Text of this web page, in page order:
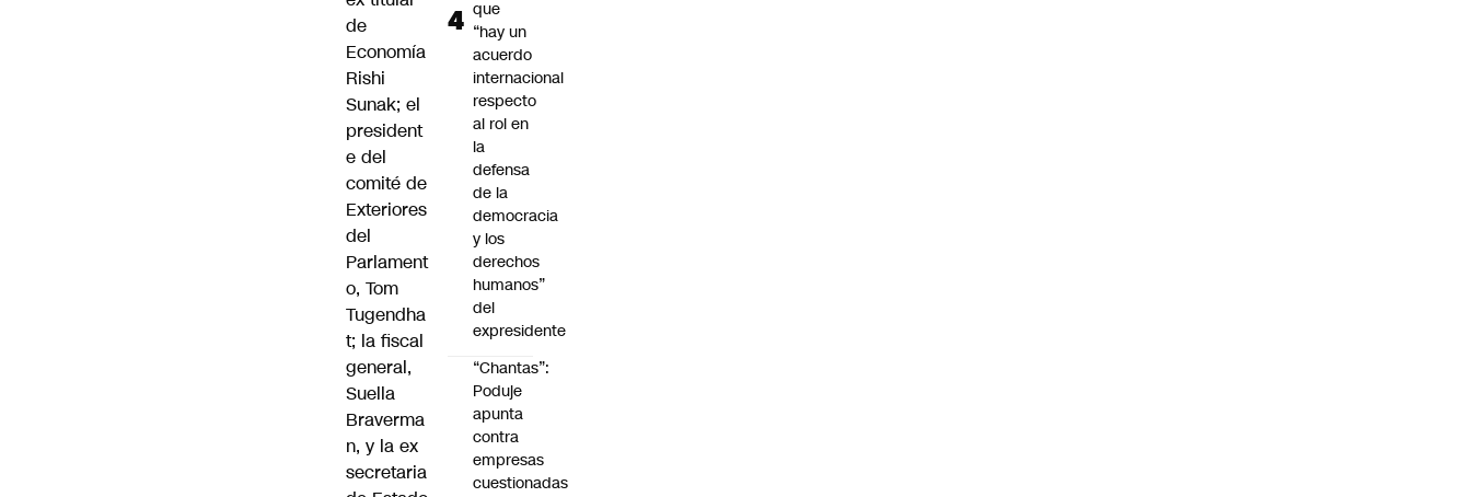
de
Economía
Rishi
Sunak; el
president
e del
comité de
Exteriores
del
Parlament
o, Tom
Tugendha
t; la fiscal
general,
Suella
Braverma
n, y la ex
secretaria
que
“hay un
acuerdo
internacional
respecto
al rol en
la
defensa
de la
democracia
y los
derechos
humanos”
del
expresidente
“Chantas”:
Poduje
apunta
contra
empresas
cuestionadas